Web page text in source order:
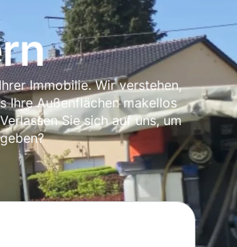
Immobilie. Wir verstehen,
Ihre Außenflächen makellos
Sie sich auf uns, um